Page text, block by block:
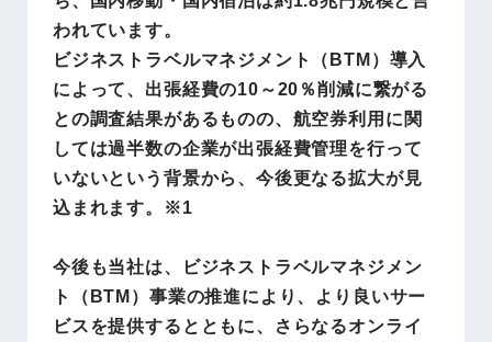
われています。
ビジネストラベルマネジメント（BTM）導入
によって、出張経費の10～20％削減に繋がる
との調査結果があるものの、航空券利用に関
しては過半数の企業が出張経費管理を行って
いないという背景から、今後更なる拡大が見
込まれます。※1
今後も当社は、ビジネストラベルマネジメン
ト（BTM）事業の推進により、より良いサー
ビスを提供するとともに、さらなるオンライ